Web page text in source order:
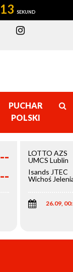
13
PUCHAR
POLSKI
--
--
LOTTO AZS
UMCS Lublin
Isands JTEC
Wichoś
26.09,